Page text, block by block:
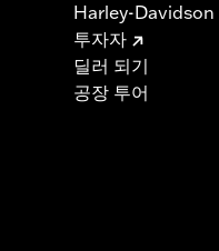
Harley-Davidson
투자자
딜러 되기
공장 투어